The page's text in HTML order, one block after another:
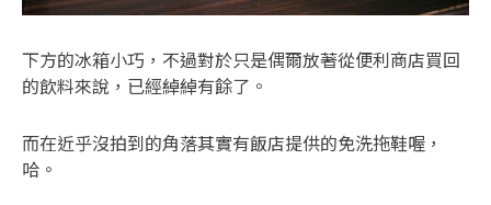
下方的冰箱小巧，不過對於只是偶爾放著從便利商店買回
的飲料來說，已經綽綽有餘了。
而在近乎沒拍到的角落其實有飯店提供的免洗拖鞋喔，
哈。